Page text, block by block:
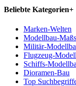
Beliebte Kategorien+
Marken-Welten
Modellbau-
Militär-
Flugzeug-
Schiffs-
Dioramen-Bau
Top